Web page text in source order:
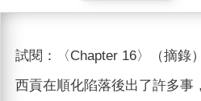
試閱：〈Chapter 16〉（摘錄）
西貢在順化陷落後出了許多事